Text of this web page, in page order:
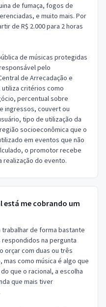
de fumaça, fogos de
e muito mais. Por
de R$ 2.000 para 2 horas
de músicas protegidas
pelo
de Arrecadação e
utiliza critérios como
percentual sobre
ingressos, couvert ou
tipo de utilização da
socioeconômica que o
em eventos que não
o promotor recebe
realização do evento.
está me cobrando um
de forma bastante
na pergunta
orçar com duas ou três
como música é algo que
que o racional, a escolha
que mais tiver